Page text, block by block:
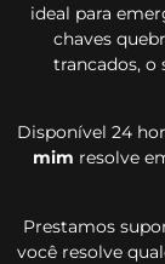
ideal para
chaves
trancados, o
Disponível 24
mim resolve
Prestamos
você resolve